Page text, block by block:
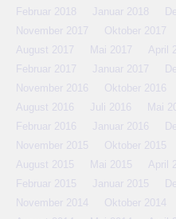
Februar 2018
Januar 2018
November 2017
Oktober 2017
August 2017
Mai 2017 April
Februar 2017
Januar 2017
November 2016
Oktober 2016
August 2016
Juli 2016 Mai
Februar 2016
Januar 2016
November 2015
Oktober 2015
August 2015
Mai 2015 April
Februar 2015
Januar 2015
November 2014
Oktober 2014